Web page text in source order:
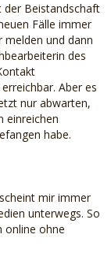
der Beistandschaft
Fälle immer
melden und dann
des
Aber es
nur abwarten,
einreichen
habe.
mir immer
unterwegs. So
online ohne